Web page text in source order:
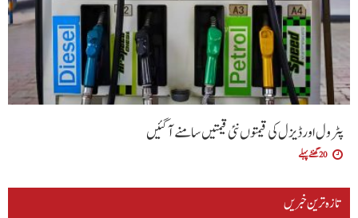
پٹرول اور ڈیزل کی قیمتوں نئی قیمتیں سامنے آگئیں
20 گھنٹے پہلے
تازہ ترین خبریں